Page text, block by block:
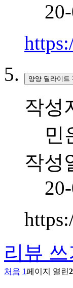
양양 딜라이트
작성
민
작성
리뷰 쓰
처음 1페이지 열린2